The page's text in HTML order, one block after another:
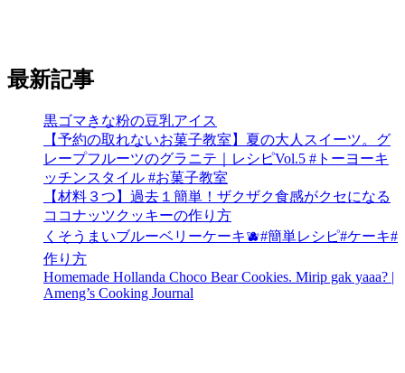
最新記事
黒ゴマきな粉の豆乳アイス
【予約の取れないお菓子教室】夏の大人スイーツ。グ
レープフルーツのグラニテ｜レシピVol.5 #トーヨーキ
ッチンスタイル #お菓子教室
【材料３つ】過去１簡単！ザクザク食感がクセになる
ココナッツクッキーの作り方
くそうまいブルーベリーケーキ🫐#簡単レシピ#ケーキ#
作り方
Homemade Hollanda Choco Bear Cookies. Mirip gak yaaa? |
Ameng’s Cooking Journal